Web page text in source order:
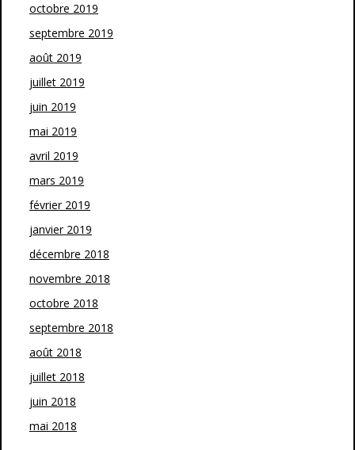
octobre 2019
septembre 2019
août 2019
juillet 2019
juin 2019
mai 2019
avril 2019
mars 2019
février 2019
janvier 2019
décembre 2018
novembre 2018
octobre 2018
septembre 2018
août 2018
juillet 2018
juin 2018
mai 2018